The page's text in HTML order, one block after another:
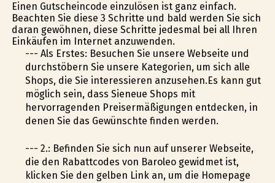
Einen Gutscheincode einzulösen ist ganz einfach.
Beachten Sie diese 3 Schritte und bald werden Sie sich
daran gewöhnen, diese Schritte jedesmal bei all Ihren
Einkäufen im Internet anzuwenden.
--- Als Erstes: Besuchen Sie unsere Webseite und
durchstöbern Sie unsere Kategorien, um sich alle
Shops, die Sie interessieren anzusehen.Es kann gut
möglich sein, dass Sieneue Shops mit
hervorragenden Preisermäßigungen entdecken, in
denen Sie das Gewünschte finden werden.
--- 2.: Befinden Sie sich nun auf unserer Webseite,
die den Rabattcodes von Baroleo gewidmet ist,
klicken Sie den gelben Link an, um die Homepage